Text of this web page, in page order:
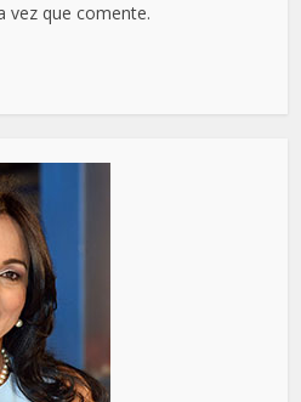
vez que comente.